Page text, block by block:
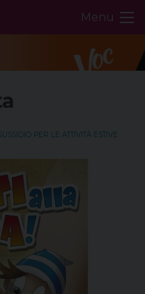
Menu
PER LE ATTIVITÀ ESTIVE